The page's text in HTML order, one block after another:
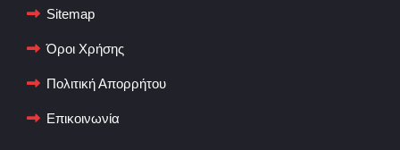
Sitemap
Όροι Χρήσης
Πολιτική Απορρήτου
Επικοινωνία